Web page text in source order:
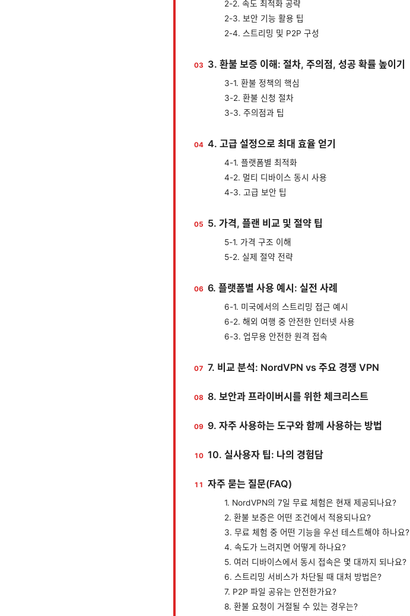
2-2. 속도 최적화 공략
2-3. 보안 기능 활용 팁
2-4. 스트리밍 및 P2P 구성
3. 환불 보증 이해: 절차, 주의점, 성공 확률 높이기
3-1. 환불 정책의 핵심
3-2. 환불 신청 절차
3-3. 주의점과 팁
4. 고급 설정으로 최대 효율 얻기
4-1. 플랫폼별 최적화
4-2. 멀티 디바이스 동시 사용
4-3. 고급 보안 팁
5. 가격, 플랜 비교 및 절약 팁
5-1. 가격 구조 이해
5-2. 실제 절약 전략
6. 플랫폼별 사용 예시: 실전 사례
6-1. 미국에서의 스트리밍 접근 예시
6-2. 해외 여행 중 안전한 인터넷 사용
6-3. 업무용 안전한 원격 접속
7. 비교 분석: NordVPN vs 주요 경쟁 VPN
8. 보안과 프라이버시를 위한 체크리스트
9. 자주 사용하는 도구와 함께 사용하는 방법
10. 실사용자 팁: 나의 경험담
자주 묻는 질문(FAQ)
1. NordVPN의 7일 무료 체험은 현재 제공되나요?
2. 환불 보증은 어떤 조건에서 적용되나요?
3. 무료 체험 중 어떤 기능을 우선 테스트해야 하나요?
4. 속도가 느려지면 어떻게 하나요?
5. 여러 디바이스에서 동시 접속은 몇 대까지 되나요?
6. 스트리밍 서비스가 차단될 때 대처 방법은?
7. P2P 파일 공유는 안전한가요?
8. 환불 요청이 거절될 수 있는 경우는?